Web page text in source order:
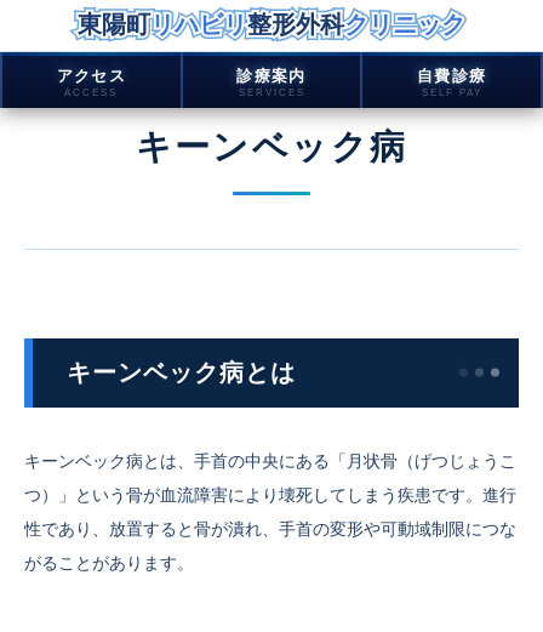
東陽町リハビリ整形外科クリニック
東陽町リハビリ整形外科クリニック
東陽町リハビリ整形外科クリニック
アクセス
ACCESS
診療案内
SERVICES
自費診療
SELF PAY
容
キーンベック病
キーンベック病とは
キーンベック病とは、手首の中央にある「月状骨（げつじょうこ
つ）」という骨が血流障害により壊死してしまう疾患です。進行
性であり、放置すると骨が潰れ、手首の変形や可動域制限につな
がることがあります。